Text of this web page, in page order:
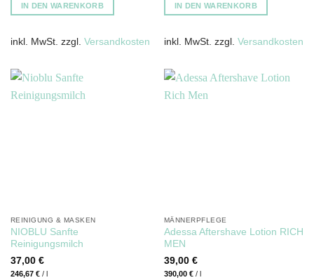
IN DEN WARENKORB
inkl. MwSt. zzgl. Versandkosten
IN DEN WARENKORB
inkl. MwSt. zzgl. Versandkosten
REINIGUNG & MASKEN
NIOBLU Sanfte
Reinigungsmilch
37,00 €
246,67 €/ l
MÄNNERPFLEGE
Adessa Aftershave Lotion RICH
MEN
39,00 €
390,00 €/ l